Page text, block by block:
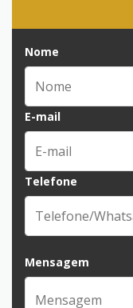
Nome
E-mail
Telefone
Mensagem